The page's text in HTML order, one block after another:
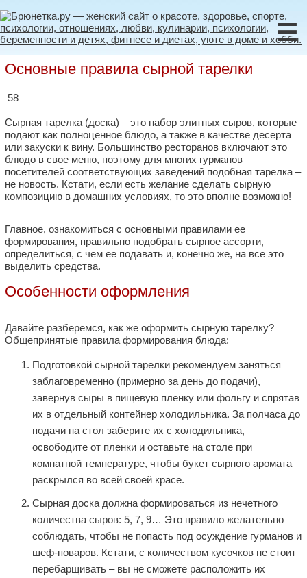
☰
Основные правила сырной тарелки
58
Сырная тарелка (доска) – это набор элитных сыров, которые
подают как полноценное блюдо, а также в качестве десерта
или закуски к вину. Большинство ресторанов включают это
блюдо в свое меню, поэтому для многих гурманов –
посетителей соответствующих заведений подобная тарелка ‒
не новость. Кстати, если есть желание сделать сырную
композицию в домашних условиях, то это вполне возможно!
Главное, ознакомиться с основными правилами ее
формирования, правильно подобрать сырное ассорти,
определиться, с чем ее подавать и, конечно же, на все это
выделить средства.
Особенности оформления
Давайте разберемся, как же оформить сырную тарелку?
Общепринятые правила формирования блюда:
Подготовкой сырной тарелки рекомендуем заняться
заблаговременно (примерно за день до подачи),
завернув сыры в пищевую пленку или фольгу и спрятав
их в отдельный контейнер холодильника. За полчаса до
подачи на стол заберите их с холодильника,
освободите от пленки и оставьте на столе при
комнатной температуре, чтобы букет сырного аромата
раскрылся во всей своей красе.
Сырная доска должна формироваться из нечетного
количества сыров: 5, 7, 9… Это правило желательно
соблюдать, чтобы не попасть под осуждение гурманов и
шеф-поваров. Кстати, с количеством кусочков не стоит
перебарщивать – вы не сможете расположить их